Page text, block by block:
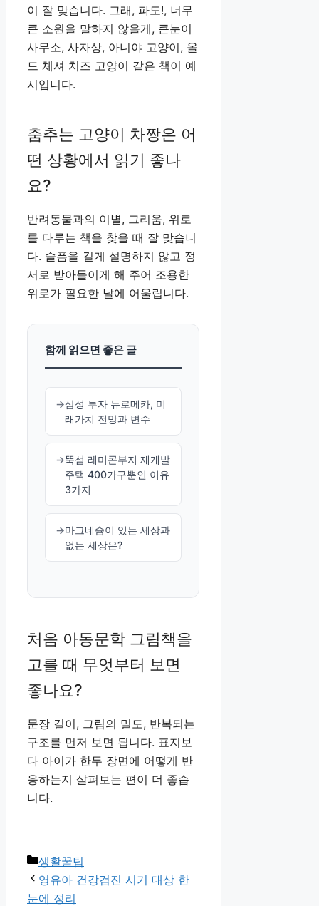
이 잘 맞습니다. 그래, 파도!, 너무
큰 소원을 말하지 않을게, 큰눈이
사무소, 사자상, 아니야 고양이, 올
드 체셔 치즈 고양이 같은 책이 예
시입니다.
춤추는 고양이 차짱은 어
떤 상황에서 읽기 좋나
요?
반려동물과의 이별, 그리움, 위로
를 다루는 책을 찾을 때 잘 맞습니
다. 슬픔을 길게 설명하지 않고 정
서로 받아들이게 해 주어 조용한
위로가 필요한 날에 어울립니다.
함께 읽으면 좋은 글
삼성 투자 뉴로메카, 미
래가치 전망과 변수
뚝섬 레미콘부지 재개발
주택 400가구뿐인 이유
3가지
마그네슘이 있는 세상과
없는 세상은?
처음 아동문학 그림책을
고를 때 무엇부터 보면
좋나요?
문장 길이, 그림의 밀도, 반복되는
구조를 먼저 보면 됩니다. 표지보
다 아이가 한두 장면에 어떻게 반
응하는지 살펴보는 편이 더 좋습
니다.
카
테
고
생활꿀팁
영유아 건강검진 시기 대상 한
눈에 정리